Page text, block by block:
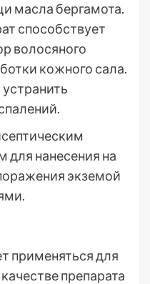
масла бергамота.
способствует
волосяного
кожного сала.
нанесения на
экземой
применяться для
препарата